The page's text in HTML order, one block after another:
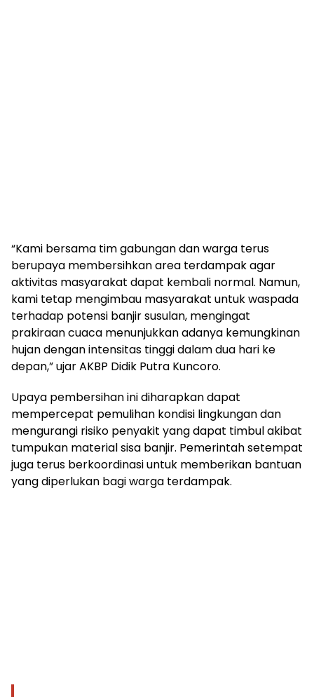
“Kami bersama tim gabungan dan warga terus
berupaya membersihkan area terdampak agar
aktivitas masyarakat dapat kembali normal. Namun,
kami tetap mengimbau masyarakat untuk waspada
terhadap potensi banjir susulan, mengingat
prakiraan cuaca menunjukkan adanya kemungkinan
hujan dengan intensitas tinggi dalam dua hari ke
depan,” ujar AKBP Didik Putra Kuncoro.
Upaya pembersihan ini diharapkan dapat
mempercepat pemulihan kondisi lingkungan dan
mengurangi risiko penyakit yang dapat timbul akibat
tumpukan material sisa banjir. Pemerintah setempat
juga terus berkoordinasi untuk memberikan bantuan
yang diperlukan bagi warga terdampak.